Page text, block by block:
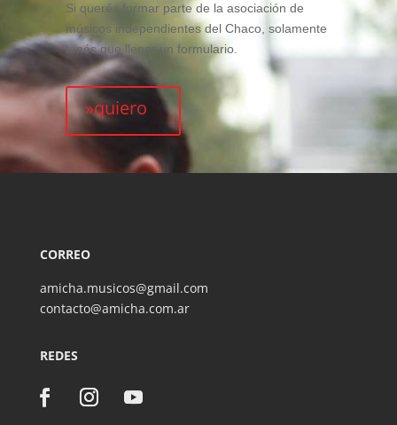
Si querés formar parte de la asociación de
músicos independientes del Chaco, solamente
tenés que llenar un formulario.
»quiero
CORREO
amicha.musicos@gmail.com
contacto@amicha.com.ar
REDES